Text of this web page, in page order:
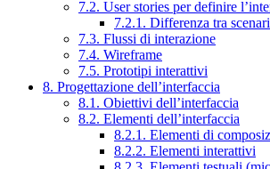
7.2. User stories per definire
7.2.1. Differenza tra
7.3. Flussi di interazione
7.4. Wireframe
7.5. Prototipi interattivi
8. Progettazione dell’interfaccia
8.1. Obiettivi dell’interfaccia
8.2. Elementi dell’interfaccia
8.2.1. Elementi di
8.2.2. Elementi interattivi